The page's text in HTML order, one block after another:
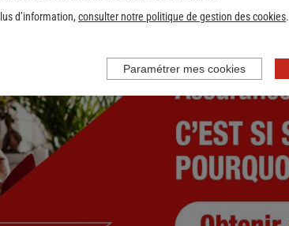
d’information, consulter notre politique de gestion des cookies.
Paramétrer mes cookies